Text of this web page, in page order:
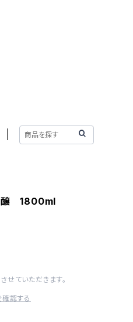
1800ml
せていただきます。
認する